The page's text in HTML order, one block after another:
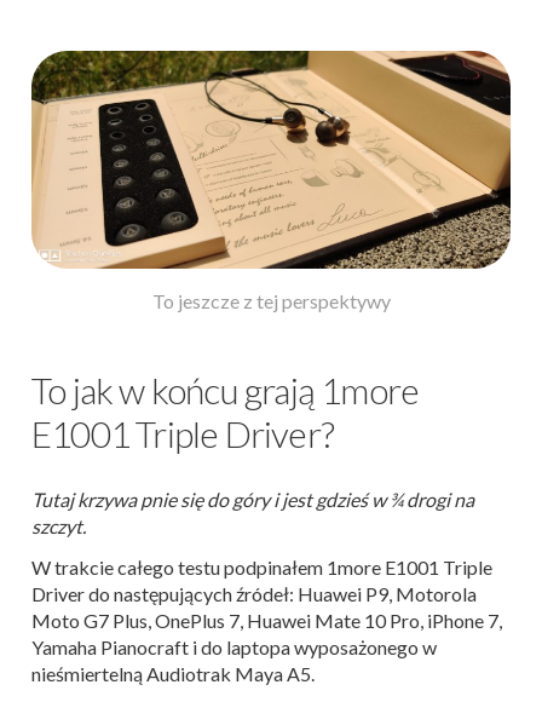
To jeszcze z tej perspektywy
To jak w końcu grają 1more
E1001 Triple Driver?
Tutaj krzywa pnie się do góry i jest gdzieś w ¾ drogi na
szczyt.
W trakcie całego testu podpinałem 1more E1001 Triple
Driver do następujących źródeł: Huawei P9, Motorola
Moto G7 Plus, OnePlus 7, Huawei Mate 10 Pro, iPhone 7,
Yamaha Pianocraft i do laptopa wyposażonego w
nieśmiertelną Audiotrak Maya A5.